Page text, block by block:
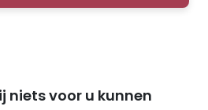
niets voor u kunnen